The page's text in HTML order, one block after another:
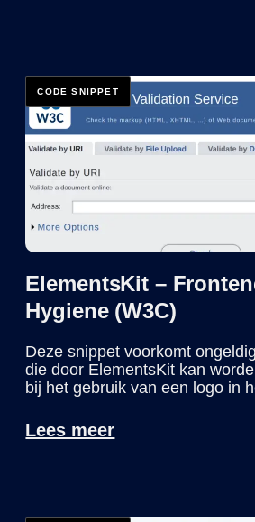
ElementsKit –
Hygiene (W3C)
Deze snippet voorkomt
die door ElementsKit kan
bij het gebruik van een logo in
Lees meer